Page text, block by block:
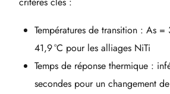
Températures de transition : As
41,9 °C pour les alliages NiTi
Temps de réponse thermique :
secondes pour un changement